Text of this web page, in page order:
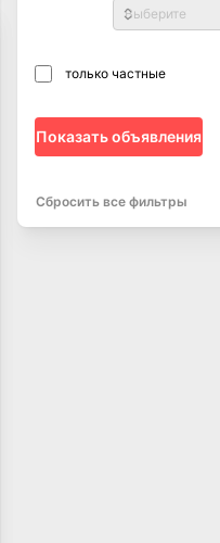
Выберите
только частные
Показать объявления
Сбросить все фильтры